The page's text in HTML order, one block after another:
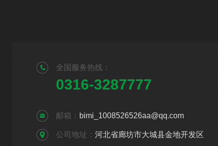
全国服务热线：
0316-3287777
邮箱： bimi_1008526526aa@qq.com
公司地址： 河北省廊坊市大城县金地开发区